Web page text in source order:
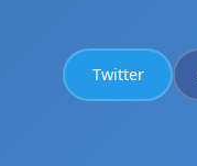
Twitter